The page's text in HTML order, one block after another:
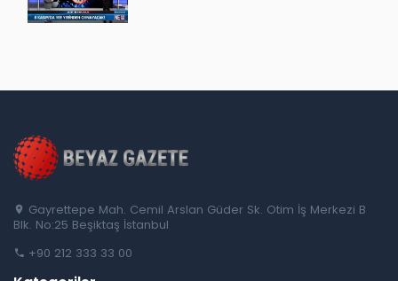
Gayrettepe Mah. Cemil Arslan Güder Sk. Otim İş Merkezi B
Blk. No:25 Beşiktaş İstanbul
+90 212 333 33 00